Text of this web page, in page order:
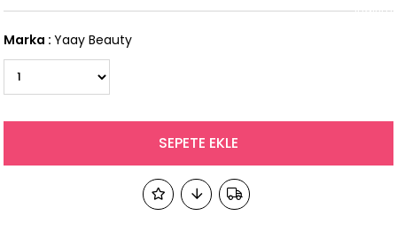
İndirim
Marka : Yaay Beauty